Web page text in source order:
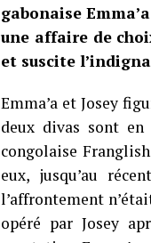
gabonaise
une affaire de
et suscite
Emma’a et Josey
deux divas sont
congolaise
eux, jusqu’au
l’affrontement
opéré par Josey